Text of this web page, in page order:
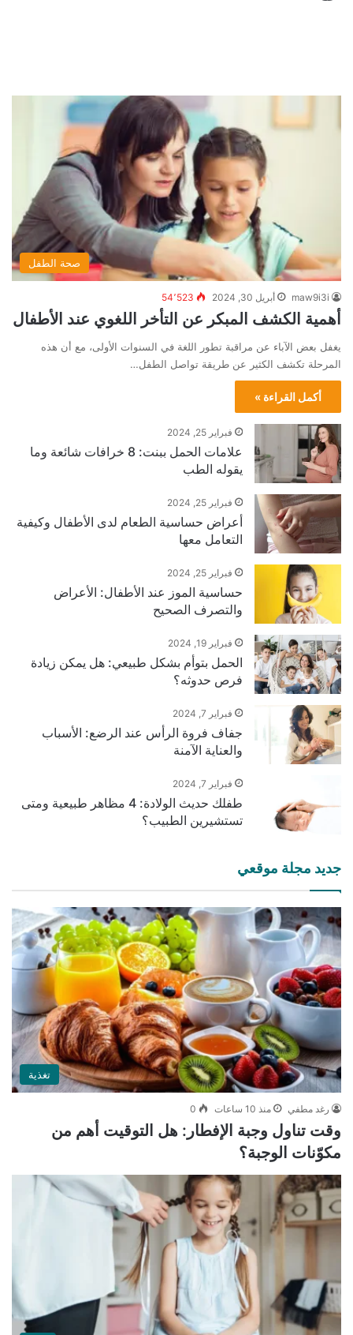
صحة الطفل
maw9i3i أبريل 30, 2024 54٬523
أهمية الكشف المبكر عن التأخر اللغوي عند الأطفال
يغفل بعض الآباء عن مراقبة تطور اللغة في السنوات الأولى، مع أن هذه
المرحلة تكشف الكثير عن طريقة تواصل الطفل…
أكمل القراءة »
فبراير 25, 2024
علامات الحمل ببنت: 8 خرافات شائعة وما
يقوله الطب
فبراير 25, 2024
أعراض حساسية الطعام لدى الأطفال وكيفية
التعامل معها
فبراير 25, 2024
حساسية الموز عند الأطفال: الأعراض
والتصرف الصحيح
فبراير 19, 2024
الحمل بتوأم بشكل طبيعي: هل يمكن زيادة
فرص حدوثه؟
فبراير 7, 2024
جفاف فروة الرأس عند الرضع: الأسباب
والعناية الآمنة
فبراير 7, 2024
طفلك حديث الولادة: 4 مظاهر طبيعية ومتى
تستشيرين الطبيب؟
جديد مجلة موقعي
تغذية
رغد مطفي منذ 10 ساعات 0
وقت تناول وجبة الإفطار: هل التوقيت أهم من
مكوّنات الوجبة؟